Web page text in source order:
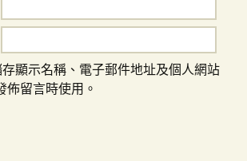
存顯示名稱、電子郵件地址及個人網站
佈留言時使用。